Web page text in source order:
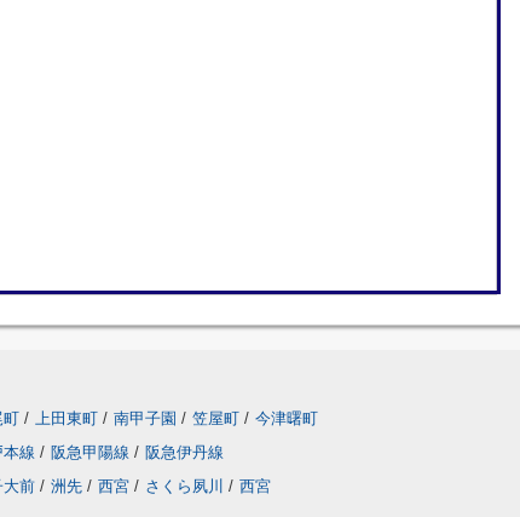
町 / 上田東町 / 南甲子園 / 笠屋町 / 今津曙町
本線 / 阪急甲陽線 / 阪急伊丹線
大前 / 洲先 / 西宮 / さくら夙川 / 西宮